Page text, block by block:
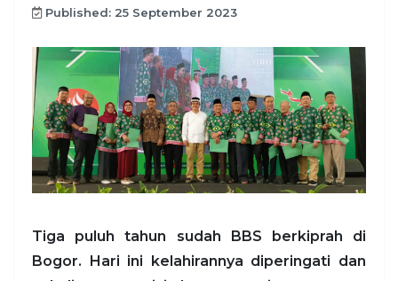
Published: 25 September 2023
Tiga puluh tahun sudah BBS berkiprah di
Bogor. Hari ini kelahirannya diperingati dan